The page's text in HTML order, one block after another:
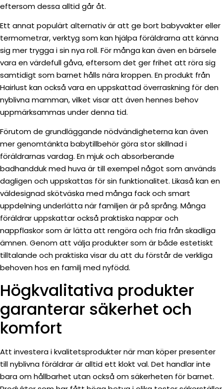
eftersom dessa alltid går åt.
Ett annat populärt alternativ är att ge bort babyvakter eller
termometrar, verktyg som kan hjälpa föräldrarna att känna
sig mer trygga i sin nya roll. För många kan även en bärsele
vara en värdefull gåva, eftersom det ger frihet att röra sig
samtidigt som barnet hålls nära kroppen. En produkt från
Hairlust kan också vara en uppskattad överraskning för den
nyblivna mamman, vilket visar att även hennes behov
uppmärksammas under denna tid.
Förutom de grundläggande nödvändigheterna kan även
mer genomtänkta babytillbehör göra stor skillnad i
föräldrarnas vardag. En mjuk och absorberande
badhandduk med huva är till exempel något som används
dagligen och uppskattas för sin funktionalitet. Likaså kan en
väldesignad skötväska med många fack och smart
uppdelning underlätta när familjen är på språng. Många
föräldrar uppskattar också praktiska nappar och
nappflaskor som är lätta att rengöra och fria från skadliga
ämnen. Genom att välja produkter som är både estetiskt
tilltalande och praktiska visar du att du förstår de verkliga
behoven hos en familj med nyfödd.
Högkvalitativa produkter
garanterar säkerhet och
komfort
Att investera i kvalitetsprodukter när man köper presenter
till nyblivna föräldrar är alltid ett klokt val. Det handlar inte
bara om hållbarhet utan också om säkerheten för barnet.